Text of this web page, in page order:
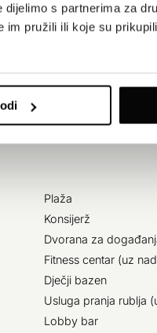
s partnerima za
pružili ili koje su
Plaža
Konsijerž
Dvorana za
Fitness centar (uz
Dječji bazen
Usluga pranja rublja
Lobby bar